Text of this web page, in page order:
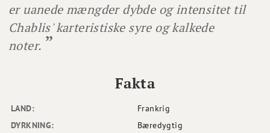
er uanede mængder dybde og intensitet til
Chablis' karteristiske syre og kalkede
noter.
LAND:
Frankrig
DYRKNING:
Bæredygtig
Fakta